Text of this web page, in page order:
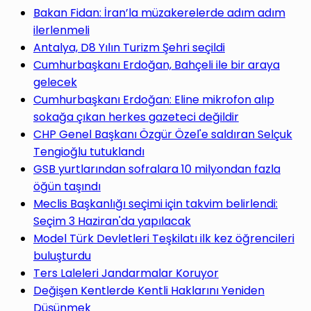
yap
...
Bakan Fidan: İran’la müzakerelerde adım adım
ilerlenmeli
Antalya, D8 Yılın Turizm Şehri seçildi
Cumhurbaşkanı Erdoğan, Bahçeli ile bir araya
gelecek
Cumhurbaşkanı Erdoğan: Eline mikrofon alıp
sokağa çıkan herkes gazeteci değildir
CHP Genel Başkanı Özgür Özel'e saldıran Selçuk
Tengioğlu tutuklandı
GSB yurtlarından sofralara 10 milyondan fazla
öğün taşındı
Meclis Başkanlığı seçimi için takvim belirlendi:
Seçim 3 Haziran'da yapılacak
Model Türk Devletleri Teşkilatı ilk kez öğrencileri
buluşturdu
Ters Laleleri Jandarmalar Koruyor
Değişen Kentlerde Kentli Haklarını Yeniden